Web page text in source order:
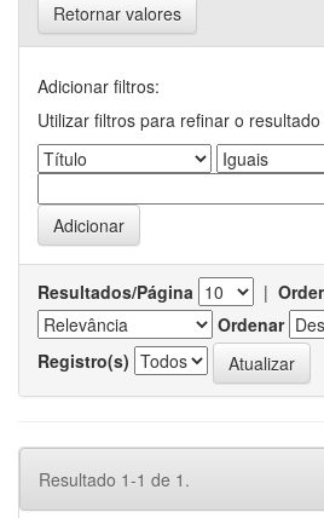
Retornar valores
Adicionar filtros:
Utilizar filtros para refinar o
Resultados/Página |
Ordenar
Registro(s)
Resultado 1-1 de 1.